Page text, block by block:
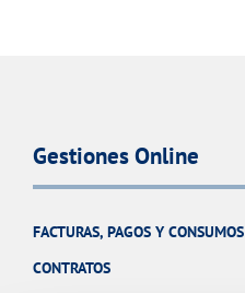
Gestiones Online
FACTURAS, PAGOS Y CONSUMOS
CONTRATOS